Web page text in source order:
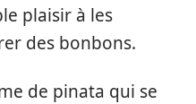
plaisir à les
des bonbons.
de pinata qui se